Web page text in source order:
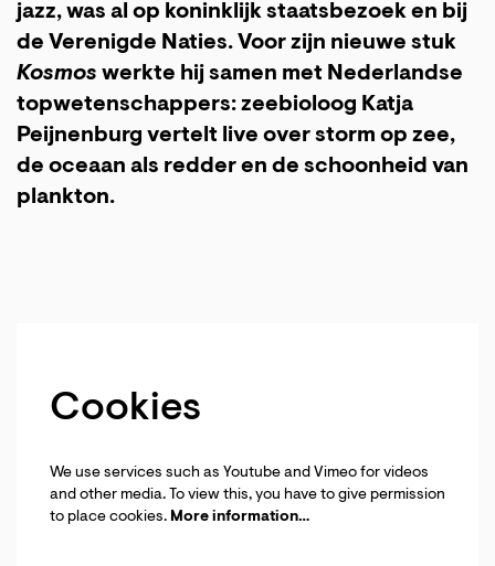
jazz, was al op koninklijk staatsbezoek en bij
de Verenigde Naties. Voor zijn nieuwe stuk
Kosmos werkte hij samen met Nederlandse
topwetenschappers: zeebioloog Katja
Peijnenburg vertelt live over storm op zee,
de oceaan als redder en de schoonheid van
plankton.
Cookies
We use services such as Youtube and Vimeo for videos
and other media. To view this, you have to give permission
to place cookies. More information…